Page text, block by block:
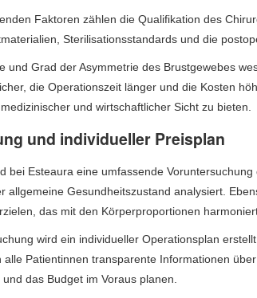
Faktoren zählen die Qualifikation des
Sterilisationsstandards und die
und Grad der Asymmetrie des Brustgewebes
die Operationszeit länger und die Kosten
und wirtschaftlicher Sicht zu bieten.
und individueller Preisplan
bei Esteaura eine umfassende
allgemeine Gesundheitszustand analysiert.
das mit den Körperproportionen
wird ein individueller Operationsplan
alle Patientinnen transparente Informationen
das Budget im Voraus planen.